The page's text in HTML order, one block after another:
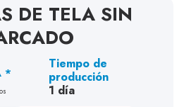
DE TELA SIN
*
Tiempo de
producción
1 día